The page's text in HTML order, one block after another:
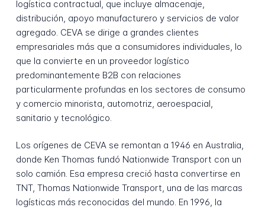
logística contractual, que incluye almacenaje,
distribución, apoyo manufacturero y servicios de valor
agregado. CEVA se dirige a grandes clientes
empresariales más que a consumidores individuales, lo
que la convierte en un proveedor logístico
predominantemente B2B con relaciones
particularmente profundas en los sectores de consumo
y comercio minorista, automotriz, aeroespacial,
sanitario y tecnológico.
Los orígenes de CEVA se remontan a 1946 en Australia,
donde Ken Thomas fundó Nationwide Transport con un
solo camión. Esa empresa creció hasta convertirse en
TNT, Thomas Nationwide Transport, una de las marcas
logísticas más reconocidas del mundo. En 1996, la